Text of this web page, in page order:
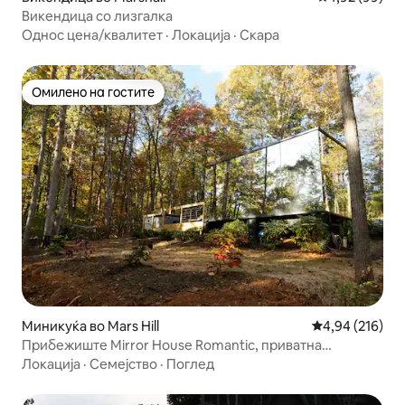
Викендица со лизгалка
Однос цена/квалитет · Локација · Скара
Омилено на гостите
Омилено на гостите
Миникуќа во Mars Hill Просечна
4,94 (216)
Прибежиште Mirror House Romantic, приватна
хидромасажна када, миленичиња
Локација · Семејство · Поглед